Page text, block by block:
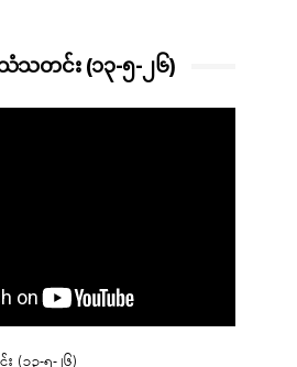
သတင်း (၁၃-၅-၂၆)
(၁၃-၅-၂၆)